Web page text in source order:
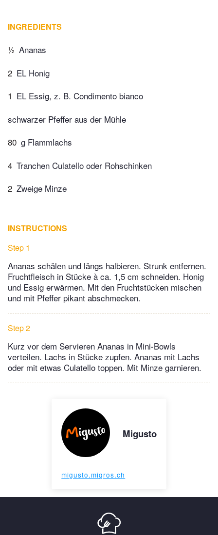
INGREDIENTS
½ Ananas
2 EL Honig
1 EL Essig, z. B. Condimento bianco
schwarzer Pfeffer aus der Mühle
80 g Flammlachs
4 Tranchen Culatello oder Rohschinken
2 Zweige Minze
INSTRUCTIONS
Step 1
Ananas schälen und längs halbieren. Strunk entfernen.
Fruchtfleisch in Stücke à ca. 1,5 cm schneiden. Honig
und Essig erwärmen. Mit den Fruchtstücken mischen
und mit Pfeffer pikant abschmecken.
Step 2
Kurz vor dem Servieren Ananas in Mini-Bowls
verteilen. Lachs in Stücke zupfen. Ananas mit Lachs
oder mit etwas Culatello toppen. Mit Minze garnieren.
Migusto
migusto.migros.ch